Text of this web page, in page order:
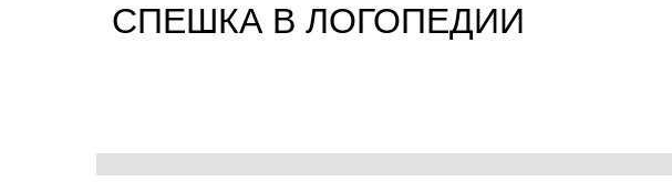
СПЕШКА В ЛОГОПЕДИИ